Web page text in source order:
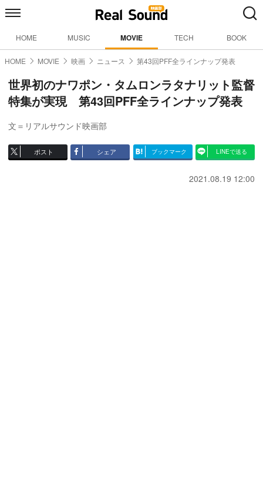
HOME MUSIC MOVIE TECH BOOK
HOME MOVIE 映画 ニュース 第43回PFF全ラインナップ発表
世界初のナワポン・タムロンラタナリット監督
特集が実現 第43回PFF全ラインナップ発表
文＝リアルサウンド映画部
ポスト シェア ブックマーク LINEで送る
2021.08.19 12:00